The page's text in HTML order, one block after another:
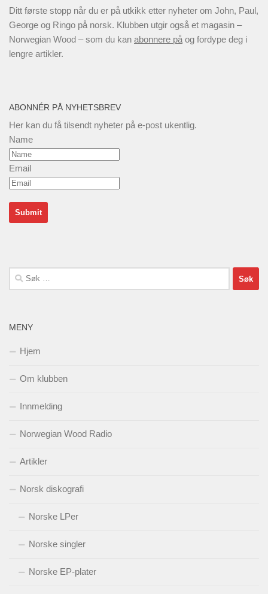
Ditt første stopp når du er på utkikk etter nyheter om John, Paul,
George og Ringo på norsk. Klubben utgir også et magasin –
Norwegian Wood – som du kan abonnere på og fordype deg i
lengre artikler.
ABONNÉR PÅ NYHETSBREV
Her kan du få tilsendt nyheter på e-post ukentlig.
Name
Email
Søk
etter:
MENY
Hjem
Om klubben
Innmelding
Norwegian Wood Radio
Artikler
Norsk diskografi
Norske LPer
Norske singler
Norske EP-plater